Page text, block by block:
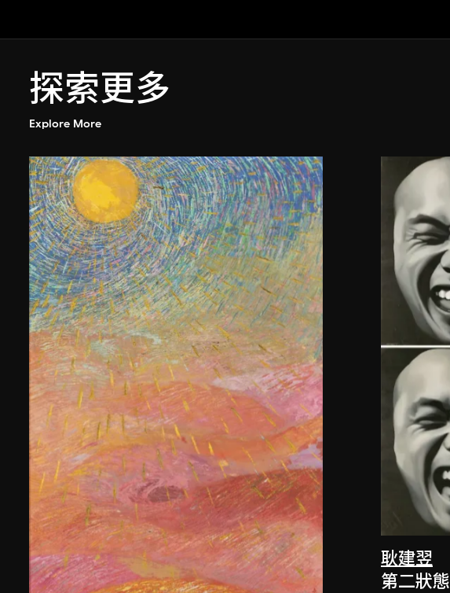
探索更多
Explore More
耿建翌
第二狀態